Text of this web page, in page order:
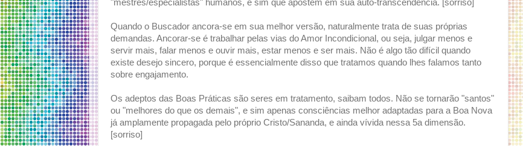
"mestres/especialistas" humanos, e sim que apostem em sua auto-transcendência. [sorriso]
Quando o Buscador ancora-se em sua melhor versão, naturalmente trata de suas próprias
demandas. Ancorar-se é trabalhar pelas vias do Amor Incondicional, ou seja, julgar menos e
servir mais, falar menos e ouvir mais, estar menos e ser mais. Não é algo tão difícil quando
existe desejo sincero, porque é essencialmente disso que tratamos quando lhes falamos tanto
sobre engajamento.
Os adeptos das Boas Práticas são seres em tratamento, saibam todos. Não se tornarão "santos"
ou "melhores do que os demais", e sim apenas consciências melhor adaptadas para a Boa Nova
já amplamente propagada pelo próprio Cristo/Sananda, e ainda vívida nessa 5a dimensão.
[sorriso]